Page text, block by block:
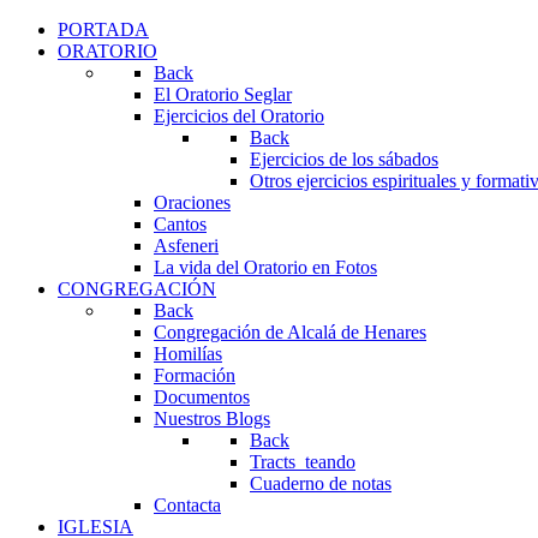
PORTADA
ORATORIO
Back
El Oratorio Seglar
Ejercicios del Oratorio
Back
Ejercicios de los sábados
Otros ejercicios espirituales y
Oraciones
Cantos
Asfeneri
La vida del Oratorio en Fotos
CONGREGACIÓN
Back
Congregación de Alcalá de Henares
Homilías
Formación
Documentos
Nuestros Blogs
Back
Tracts_teando
Cuaderno de notas
Contacta
IGLESIA